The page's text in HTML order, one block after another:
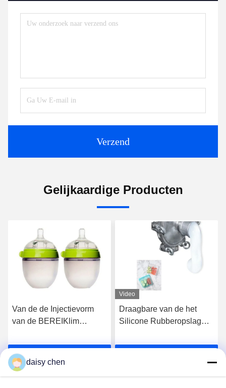
Verzend
Gelijkaardige Producten
de Injectievorm
van
de
Krijg Beste Prijs
Draagbare van de het
Silicone Rubberopslag
Vloeibare de Zak
De Rang
Silicone
Snelle
daisy chen